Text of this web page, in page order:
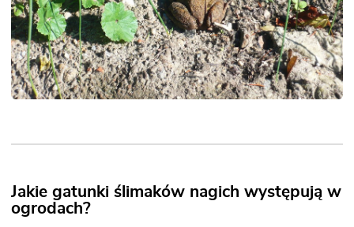
Jakie gatunki ślimaków nagich występują w
ogrodach?